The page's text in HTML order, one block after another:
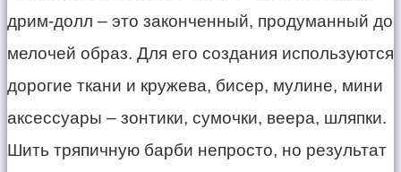
дрим-долл – это законченный, продуманный до
мелочей образ. Для его создания используются
дорогие ткани и кружева, бисер, мулине, мини
аксессуары – зонтики, сумочки, веера, шляпки.
Шить тряпичную барби непросто, но результат